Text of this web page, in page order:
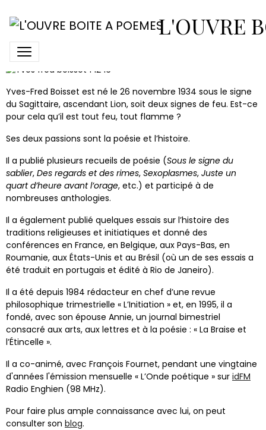
L'OUVRE
Yves-Fred Boisset
Yves-Fred Boisset est né le 26 novembre 1934 sous le signe
du Sagittaire, ascendant Lion, soit deux signes de feu. Est-ce
pour cela qu’il est tout feu, tout flamme ?
Ses deux passions sont la poésie et l’histoire.
Il a publié plusieurs recueils de poésie (Sous le signe du
sablier, Des regards et des rimes, Sexoplasmes, Juste un
quart d’heure avant l’orage, etc.) et participé à de
nombreuses anthologies.
Il a également publié quelques essais sur l’histoire des
traditions religieuses et initiatiques et donné des
conférences en France, en Belgique, aux Pays-Bas, en
Roumanie, aux États-Unis et au Brésil (où un de ses essais a
été traduit en portugais et édité à Rio de Janeiro).
Il a été depuis 1984 rédacteur en chef d’une revue
philosophique trimestrielle « L’Initiation » et, en 1995, il a
fondé, avec son épouse Annie, un journal bimestriel
consacré aux arts, aux lettres et à la poésie : « La Braise et
l’Étincelle ».
Il a co-animé, avec François Fournet, pendant une vingtaine
d'années l'émission mensuelle « L’Onde poétique » sur idFM
Radio Enghien (98 MHz).
Pour faire plus ample connaissance avec lui, on peut
consulter son blog.